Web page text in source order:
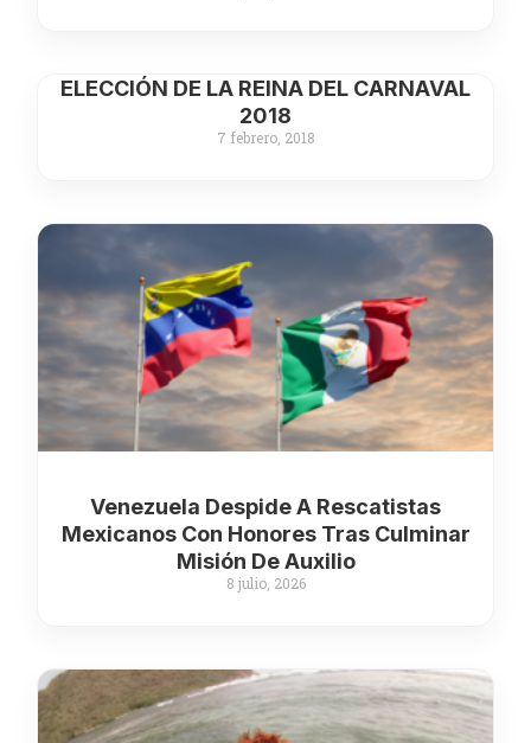
ELECCIÓN DE LA REINA DEL CARNAVAL
2018
7 febrero, 2018
Venezuela Despide A Rescatistas
Mexicanos Con Honores Tras Culminar
Misión De Auxilio
8 julio, 2026